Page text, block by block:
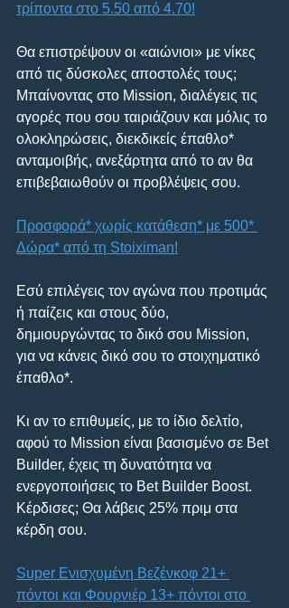
τρίποντα στο 5.50 από 4.70!
Θα επιστρέψουν οι «αιώνιοι» με νίκες
από τις δύσκολες αποστολές τους;
Μπαίνοντας στο Mission, διαλέγεις τις
αγορές που σου ταιριάζουν και μόλις το
ολοκληρώσεις, διεκδικείς έπαθλο*
ανταμοιβής, ανεξάρτητα από το αν θα
επιβεβαιωθούν οι προβλέψεις σου.
Προσφορά* χωρίς κατάθεση* με 500*
Δώρα* από τη Stoiximan!
Εσύ επιλέγεις τον αγώνα που προτιμάς
ή παίζεις και στους δύο,
δημιουργώντας το δικό σου Mission,
για να κάνεις δικό σου το στοιχηματικό
έπαθλο*.
Κι αν το επιθυμείς, με το ίδιο δελτίο,
αφού το Mission είναι βασισμένο σε Bet
Builder, έχεις τη δυνατότητα να
ενεργοποιήσεις το Bet Builder Boost.
Κέρδισες; Θα λάβεις 25% πριμ στα
κέρδη σου.
Super Ενισχυμένη Βεζένκοφ 21+
πόντοι και Φουρνιέρ 13+ πόντοι στο